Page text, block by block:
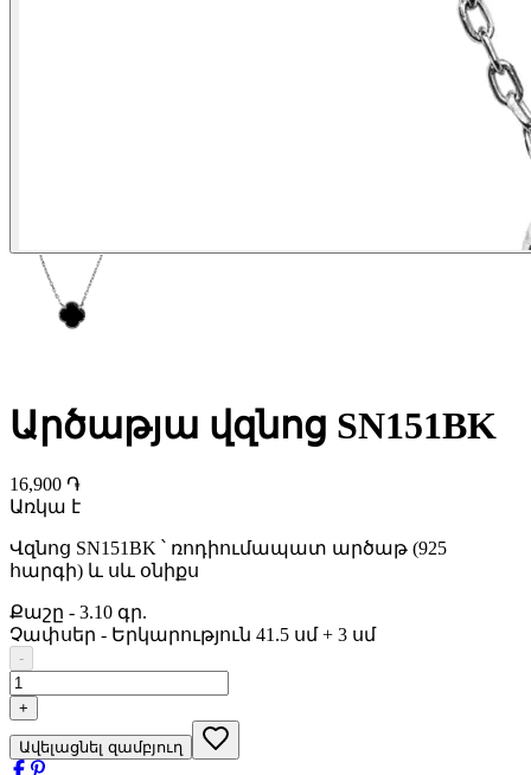
Արծաթյա վզնոց SN151BK
16,900 ֏
Առկա է
Վզնոց SN151BK ՝ ռոդիումապատ արծաթ (925
հարգի) և սև օնիքս
Քաշը - 3.10 գր.
Չափսեր - Երկարություն 41.5 սմ + 3 սմ
-
+
Ավելացնել զամբյուղ